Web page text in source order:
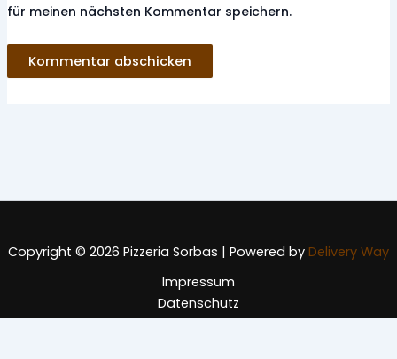
für meinen nächsten Kommentar speichern.
Copyright © 2026 Pizzeria Sorbas | Powered by Delivery Way
Impressum
Datenschutz